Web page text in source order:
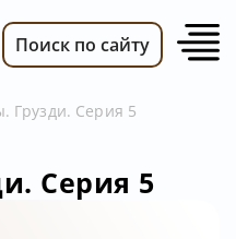
НОВОСТИ
Поиск по сайту
Грузди. Серия 5
Серия 5